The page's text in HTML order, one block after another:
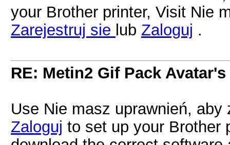
your Brother printer, Visit Nie
Zarejestruj sie lub Zaloguj .
RE: Metin2 Gif Pack Avatar's
Use Nie masz uprawnień,
Zaloguj to set up your Brother